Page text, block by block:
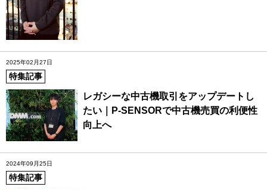
2025年02月27日
特集記事
レガシーな中古機取引をアップデートし
たい｜P-SENSORで中古機売買の利便性
向上へ
2024年09月25日
特集記事